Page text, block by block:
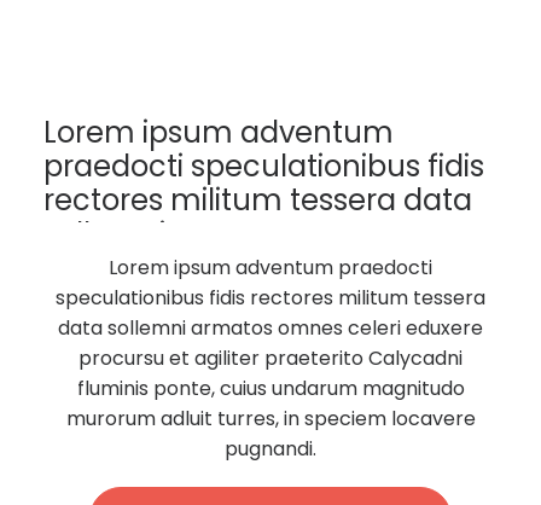
Lorem ipsum adventum
praedocti speculationibus fidis
rectores militum tessera data
sollemni armatos.
Lorem ipsum adventum praedocti
speculationibus fidis rectores militum tessera
data sollemni armatos omnes celeri eduxere
procursu et agiliter praeterito Calycadni
fluminis ponte, cuius undarum magnitudo
murorum adluit turres, in speciem locavere
pugnandi.